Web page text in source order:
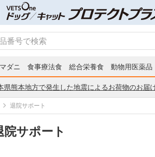
ダニ 食事療法食 総合栄養食 動物用医薬品
県熊本地方で発生した地震によるお荷物のお届
退院サポート
院サポート